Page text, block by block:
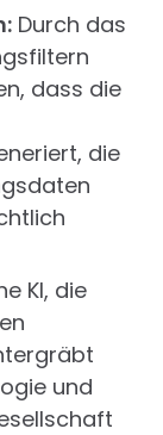
Durch das
dass die
die
KI, die
und